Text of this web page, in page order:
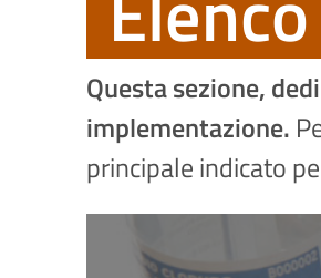
pane
Questa sezione,
implementazione.
principale indicato